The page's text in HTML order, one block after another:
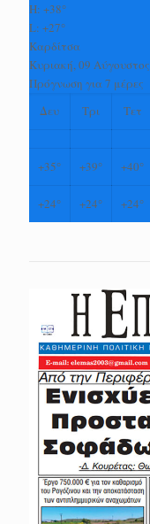
H: +38°
L: +27°
Καρδίτσα
Κυριακή, 09 Αύγουστος
Πρόγνωση για 7 μέρες
Δευ
Τρι Τετ
+35° +39° +40°
+24° +24° +24°